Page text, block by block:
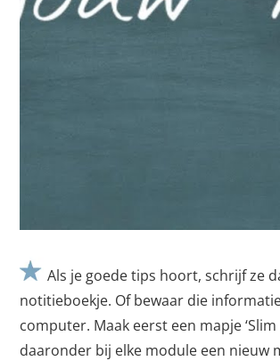
Als je goede tips hoort, schrijf ze
notitieboekje. Of bewaar die
computer. Maak eerst een mapje ‘Slim
daaronder bij elke module een nieuw